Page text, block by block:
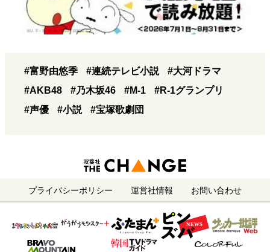
#富野由悠季 #連続テレビ小説
#大河ドラマ
#AKB48
#乃木坂46 #M-1
#R-1グランプリ
#声優
#小説 #宝塚歌劇団
プライバシーポリシー 運営社情報 お問い合わせ